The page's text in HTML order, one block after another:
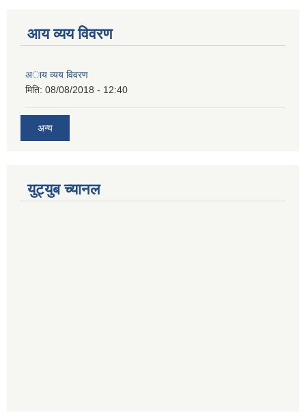
आय व्यय विवरण
अाय व्यय विवरण
मिति: 08/08/2018 - 12:40
अन्य
युट्युब च्यानल